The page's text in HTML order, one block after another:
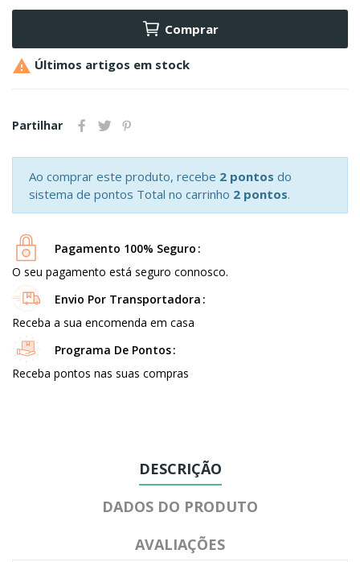
Comprar
 Últimos artigos em stock
Partilhar
Ao comprar este produto, recebe 2 pontos do
sistema de pontos Total no carrinho 2 pontos.
Pagamento 100% Seguro
O seu pagamento está seguro connosco.
Envio Por Transportadora
Receba a sua encomenda em casa
Programa De Pontos
Receba pontos nas suas compras
DESCRIÇÃO
DADOS DO PRODUTO
AVALIAÇÕES